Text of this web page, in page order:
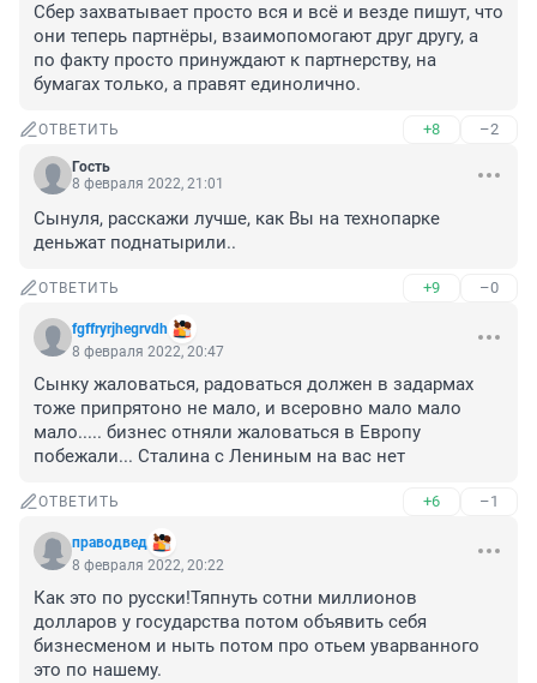
Сбер захватывает просто вся и всё и везде пишут, что
они теперь партнёры, взаимопомогают друг другу, а
по факту просто принуждают к партнерству, на
бумагах только, а правят единолично.
ОТВЕТИТЬ +8 –2
Гость
8 февраля 2022, 21:01
Сынуля, расскажи лучше, как Вы на технопарке
деньжат поднатырили..
ОТВЕТИТЬ +9 –0
fgffryrjhegrvdh
8 февраля 2022, 20:47
Сынку жаловаться, радоваться должен в задармах
тоже припрятоно не мало, и всеровно мало мало
мало..... бизнес отняли жаловаться в Европу
побежали... Сталина с Лениным на вас нет
ОТВЕТИТЬ +6 –1
праводвед
8 февраля 2022, 20:22
Как это по русски!Тяпнуть сотни миллионов
долларов у государства потом объявить себя
бизнесменом и ныть потом про отьем уварванного
это по нашему.